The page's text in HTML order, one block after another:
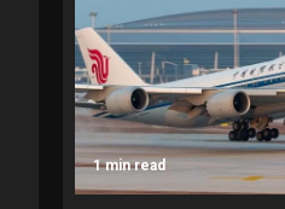
1 min read